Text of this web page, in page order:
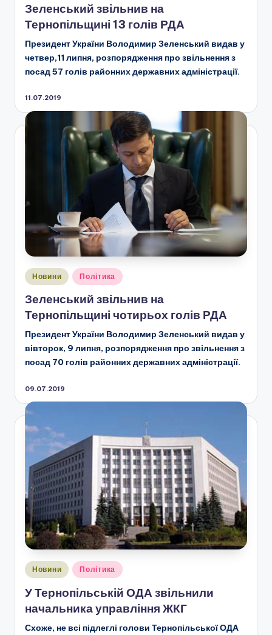
Зеленський звільнив на
Тернопільщині 13 голів РДА
Президент України Володимир Зеленський видав у
четвер,11 липня, розпорядження про звільнення з
посад 57 голів районних державних адміністрації.
11.07.2019
Опубліковано
Новини Політика
Зеленський звільнив на
Тернопільщині чотирьох голів РДА
Президент України Володимир Зеленський видав у
вівторок, 9 липня, розпорядження про звільнення з
посад 70 голів районних державних адміністрації.
09.07.2019
Опубліковано
Новини Політика
У Тернопільській ОДА звільнили
начальника управління ЖКГ
Схоже, не всі підлеглі голови Тернопільської ОДА